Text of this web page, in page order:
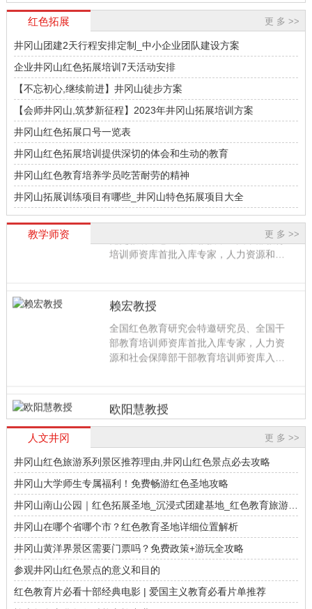
红色拓展 更 多 >>
井冈山团建2天行程安排定制_中小企业团队建设方案
企业井冈山红色拓展培训7天活动安排
【不忘初心,继续前进】井冈山徒步方案
【会师井冈山,筑梦新征程】2023年井冈山拓展培训方案
井冈山红色拓展口号一览表
井冈山红色拓展培训提供深切的体会和生动的教育
井冈山红色教育培养学员吃苦耐劳的精神
井冈山拓展训练项目有哪些_井冈山特色拓展项目大全
教学师资 更 多 >>
陈胜华教授
陈胜华，中国井冈山干部学院教学科研部
党史教研中心主任，教授，全国干部教育
培训师资库首批入库专家，人力资源和社
井冈山干部学院精品课教师。
赖宏教授
全国红色教育研究会特邀研究员、全国干
部教育培训师资库首批入库专家，人力资
源和社会保障部干部教育培训师资库入库
国家社科基金项目“中央苏区马克思主义中
国化”研究，主持和参与中共中央组织部、
全国红色教育研究会多项重点课题研究工
作。
欧阳慧教授
中国井冈山干部学院教务部教授，研究方
向为党史红色教育和行政管理。初心与使
命：弘扬井冈山精神，坚定理想信念井冈
山斗争史对组织（企业）管理(发展)的若干
启示领导者的个性魅力和权威领导——毛
泽东在井冈山斗争等时期的领导方略
颜清阳教授
颜清阳，男，1968年生，江西吉安人，中
国井冈山干部学院教学科研部国情教学研
究中心主任、红色教育学教授。长期从事
井冈山斗争史、红色教育、领导科学等方
面的教学与研究。参与编撰著作和教材
《井冈山斗争时期的永新县委》、《中央
人文井冈 更 多 >>
井冈山红色旅游系列景区推荐理由,井冈山红色景点必去攻略
井冈山大学师生专属福利！免费畅游红色圣地攻略
井冈山南山公园｜红色拓展圣地_沉浸式团建基地_红色教育旅游推
荐
井冈山在哪个省哪个市？红色教育圣地详细位置解析
井冈山黄洋界景区需要门票吗？免费政策+游玩全攻略
参观井冈山红色景点的意义和目的
红色教育片必看十部经典电影 | 爱国主义教育必看片单推荐